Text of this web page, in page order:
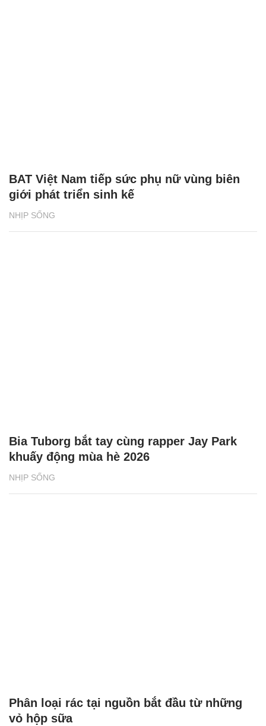
NHỊP SỐNG
BAT Việt Nam tiếp sức phụ nữ vùng biên
giới phát triển sinh kế
NHỊP SỐNG
Bia Tuborg bắt tay cùng rapper Jay Park
khuấy động mùa hè 2026
Phân loại rác tại nguồn bắt đầu từ những
vỏ hộp sữa